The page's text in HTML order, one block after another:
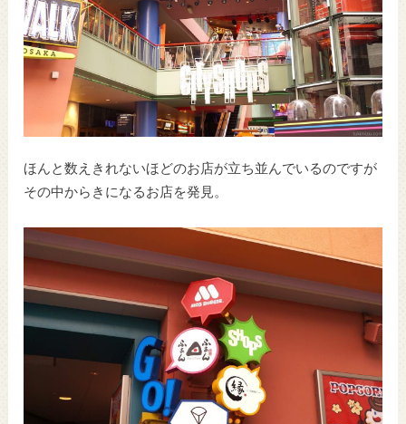
ほんと数えきれないほどのお店が立ち並んでいるのですが
その中からきになるお店を発見。